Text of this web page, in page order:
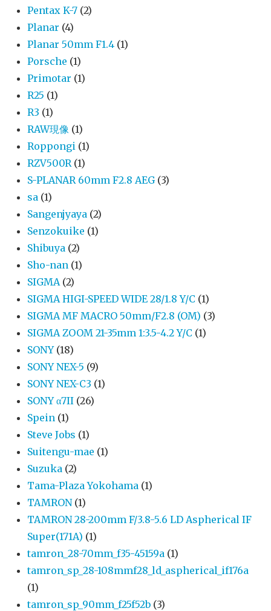
Pentax K-7 (2)
Planar (4)
Planar 50mm F1.4 (1)
Porsche (1)
Primotar (1)
R25 (1)
R3 (1)
RAW現像 (1)
Roppongi (1)
RZV500R (1)
S-PLANAR 60mm F2.8 AEG (3)
sa (1)
Sangenjyaya (2)
Senzokuike (1)
Shibuya (2)
Sho-nan (1)
SIGMA (2)
SIGMA HIGI-SPEED WIDE 28/1.8 Y/C (1)
SIGMA MF MACRO 50mm/F2.8 (OM) (3)
SIGMA ZOOM 21-35mm 1:3.5-4.2 Y/C (1)
SONY (18)
SONY NEX-5 (9)
SONY NEX-C3 (1)
SONY α7II (26)
Spein (1)
Steve Jobs (1)
Suitengu-mae (1)
Suzuka (2)
Tama-Plaza Yokohama (1)
TAMRON (1)
TAMRON 28-200mm F/3.8-5.6 LD Aspherical IF
Super(171A) (1)
tamron_28-70mm_f35-45159a (1)
tamron_sp_28-108mmf28_ld_aspherical_if176a
(1)
tamron_sp_90mm_f25f52b (3)